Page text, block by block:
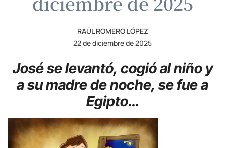
RAÚL ROMERO LÓPEZ
22 de diciembre de 2025
José se levantó, cogió al niño y
a su madre de noche, se fue a
Egipto…